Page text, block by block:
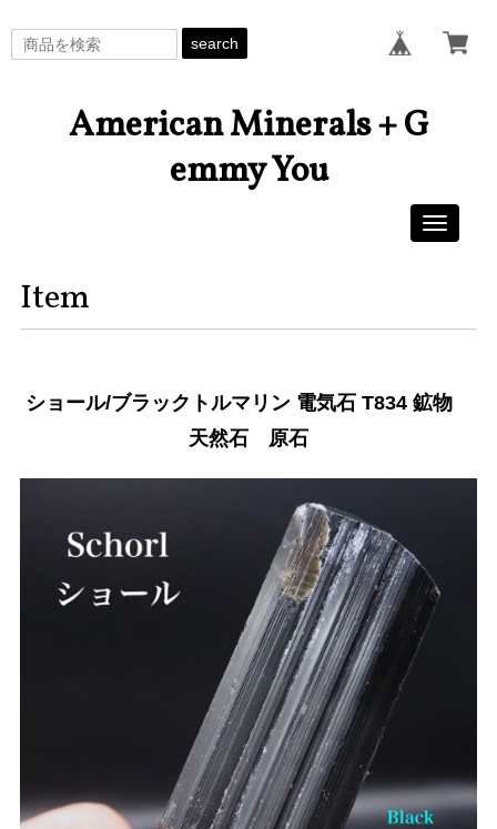
search
American Minerals + G
emmy You
Toggle
Item
ショール/ブラックトルマリン 電気石 T834 鉱物
天然石 原石